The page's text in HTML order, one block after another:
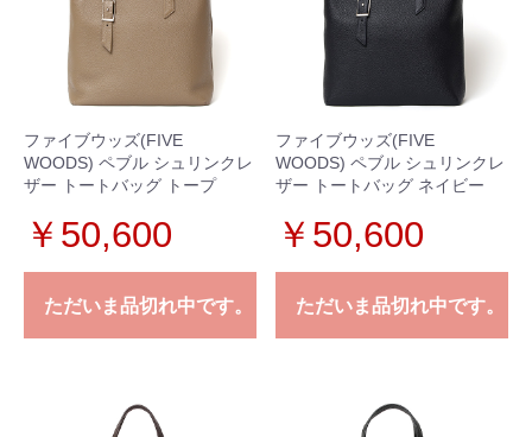
ファイブウッズ(FIVE
WOODS) ペブル シュリンクレ
ザー トートバッグ トープ
￥50,600
ただいま品切れ中です。
ファイブウッズ(FIVE
WOODS) ペブル シュリンクレ
ザー トートバッグ ネイビー
￥50,600
ただいま品切れ中です。